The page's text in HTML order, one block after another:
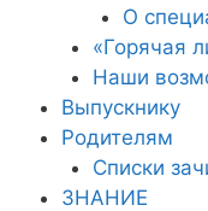
О
«Горячая
Наши
Выпускнику
Родителям
Списки
ЗНАНИЕ